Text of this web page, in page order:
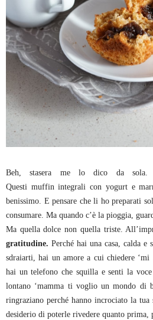
Beh, stasera me lo dico da sola.
Questi muffinintegrali con yogurt e
benissimo. E pensare che li ho preparati
consumare. Ma quando c’è la pioggia,
Ma quella dolce non quella triste.
gratitudine. Perché hai una casa, calda
sdraiarti, hai un amore a cui chiedere ‘mi
hai un telefono che squilla e senti la
lontano ‘mamma ti voglio un mondo di
ringraziano perché hanno incrociato la
desiderio di poterle rivedere quanto prima,